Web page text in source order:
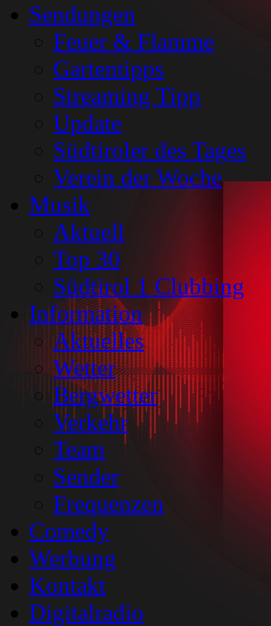
Sendungen
Feuer & Flamme
Gartentipps
Streaming Tipp
Update
Südtiroler des Tages
Verein der Woche
Musik
Aktuell
Top 30
Südtirol 1 Clubbing
Information
Aktuelles
Wetter
Bergwetter
Verkehr
Team
Sender
Frequenzen
Comedy
Werbung
Kontakt
Digitalradio